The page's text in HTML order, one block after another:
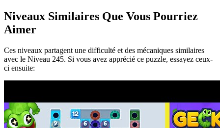
Niveaux Similaires Que Vous Pourriez
Aimer
Ces niveaux partagent une difficulté et des mécaniques similaires
avec le Niveau 245. Si vous avez apprécié ce puzzle, essayez ceux-
ci ensuite: